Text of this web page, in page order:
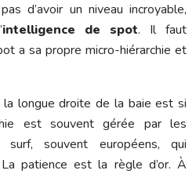
d’avoir un niveau incroyable,
intelligence de spot. Il faut
a sa propre micro-hiérarchie et
la longue droite de la baie est si
est souvent gérée par les
surf, souvent européens, qui
patience est la règle d’or. À